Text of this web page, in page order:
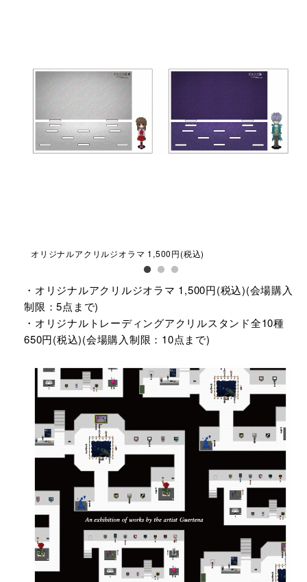
オリジナルアクリルジオラマ 1,500円(税込)
・オリジナルアクリルジオラマ 1,500円(税込)(会場購入
制限：5点まで)
・オリジナルトレーディングアクリルスタンド全10種
650円(税込)(会場購入制限：10点まで)